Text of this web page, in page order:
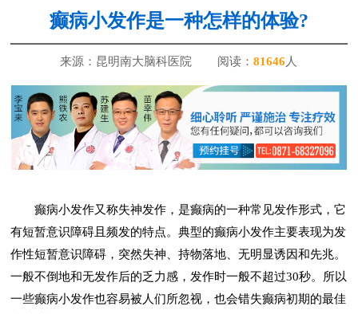
癫病小发作是一种怎样的体验?
来源：昆明南大脑科医院 阅读：81646人
癫病小发作又称失神发作，是癫病的一种常见发作形式，它
有短暂意识障碍且频发的特点。典型的癫病小发作主要表现为发
作性短暂意识障碍，突然失神、持物落地、无明显诱因和先兆。
一般不倒地和无发作后的乏力感，发作时一般不超过30秒。所以
一些癫病小发作也容易被人们所忽视，也会错失癫病初期的最佳